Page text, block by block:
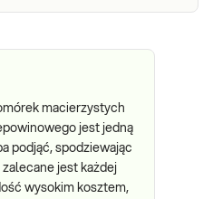
macierzystych
jest jedną
podjąć, spodziewając
zalecane jest każdej
wysokim kosztem,